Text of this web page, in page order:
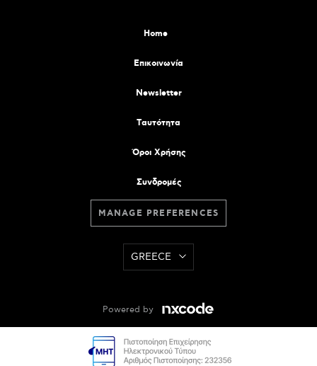
Home
Επικοινωνία
Newsletter
Tαυτότητα
Όροι Χρήσης
Συνδρομές
MANAGE PREFERENCES
GREECE
Powered by